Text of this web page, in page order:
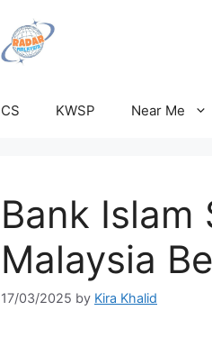
CS KWSP Near Me
Bank Islam
Malaysia
17/03/2025 by Kira Khalid